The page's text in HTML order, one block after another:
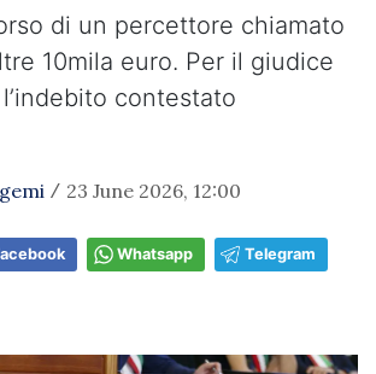
di un percettore chiamato
10mila euro. Per il giudice
contestato
/ 23 June 2026, 12:00
Whatsapp Telegram